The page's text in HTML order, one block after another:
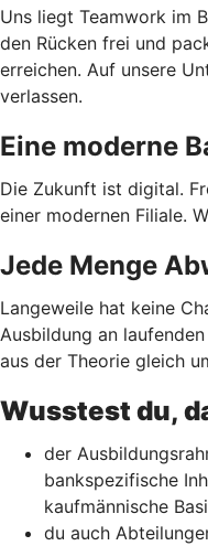
Uns liegt Teamwork im
den Rücken frei und
erreichen. Auf unsere
verlassen.
Eine moderne
Die Zukunft ist digital.
einer modernen Filiale.
Jede Menge
Langeweile hat keine
Ausbildung an
aus der Theorie gleich
Wusstest du,
der
bankspezifische
kaufmännische
du auch